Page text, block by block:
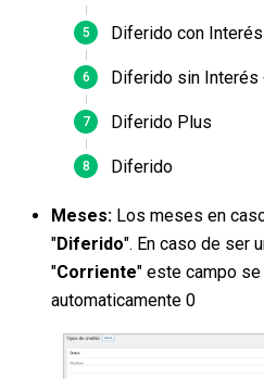
Diferido con
Diferido sin Interés
Diferido Plus
Diferido
Meses: Los meses en
"Diferido". En caso de ser
"Corriente" este campo
automaticamente 0